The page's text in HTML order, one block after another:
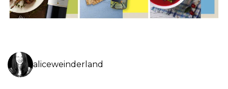
aliceweinderland